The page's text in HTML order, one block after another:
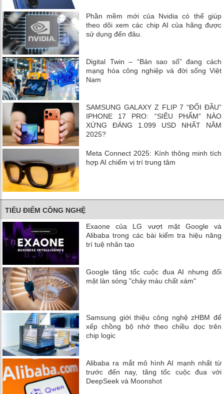
Phần mềm mới của Nvidia có thể giúp
theo dõi xem các chip AI của hãng được
sử dụng đến đâu.
Digital Twin – “Bản sao số” đang cách
mạng hóa công nghiệp và đời sống Việt
Nam
SAMSUNG GALAXY Z FLIP 7 “ĐỐI ĐẦU”
IPHONE 17 PRO: “SIÊU PHẨM” NÀO
XỨNG ĐÁNG 1.099 USD NHẤT NĂM
2025?
Meta Connect 2025: Kính thông minh tích
hợp AI chiếm vị trí trung tâm
TIÊU ĐIỂM CÔNG NGHỆ
Exaone của LG vượt mặt Google và
Alibaba trong các bài kiểm tra hiệu năng
trí tuệ nhân tạo
Google tăng tốc cuộc đua AI nhưng đối
mặt làn sóng "chảy máu chất xám"
Samsung giới thiệu công nghệ zHBM để
xếp chồng bộ nhớ theo chiều dọc trên
chip logic
Alibaba ra mắt mô hình AI mạnh nhất từ
trước đến nay, tăng tốc cuộc đua với
DeepSeek và Moonshot